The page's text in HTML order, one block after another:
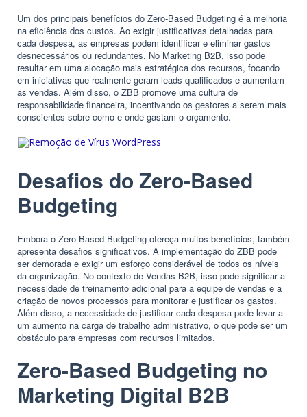
Um dos principais benefícios do Zero-Based Budgeting é a melhoria
na eficiência dos custos. Ao exigir justificativas detalhadas para
cada despesa, as empresas podem identificar e eliminar gastos
desnecessários ou redundantes. No Marketing B2B, isso pode
resultar em uma alocação mais estratégica dos recursos, focando
em iniciativas que realmente geram leads qualificados e aumentam
as vendas. Além disso, o ZBB promove uma cultura de
responsabilidade financeira, incentivando os gestores a serem mais
conscientes sobre como e onde gastam o orçamento.
Desafios do Zero-Based
Budgeting
Embora o Zero-Based Budgeting ofereça muitos benefícios, também
apresenta desafios significativos. A implementação do ZBB pode
ser demorada e exigir um esforço considerável de todos os níveis
da organização. No contexto de Vendas B2B, isso pode significar a
necessidade de treinamento adicional para a equipe de vendas e a
criação de novos processos para monitorar e justificar os gastos.
Além disso, a necessidade de justificar cada despesa pode levar a
um aumento na carga de trabalho administrativo, o que pode ser um
obstáculo para empresas com recursos limitados.
Zero-Based Budgeting no
Marketing Digital B2B